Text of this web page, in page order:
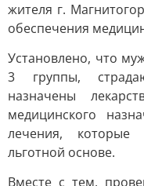
жителя г.
обеспечения
Установлено, что
3 группы,
назначены
медицинского
лечения, которые
льготной основе.
Вместе с тем,